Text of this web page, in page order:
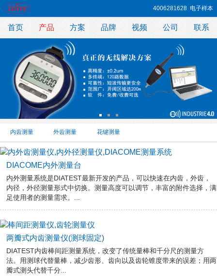
4006281628 电子样本
首页 产品 方案 品牌 视频 公司 联系
内齿测量 外齿测量 花键测量
DIACOME内外测量台
内外测量系统是DIATEST最新开发的产品，可以快速在内齿，外齿，
内径，外径测量形式中切换。测量高度可以调节，丰富的附件选择，满
足使用者的测量需求。...
两瓣式内齿测量仪(测球固定)
DIATEST内齿棒间距测量系统，改变了传统量棒和千分尺的测量方
法。用测球代替量棒，减少齿形、齿向以及齿轮锥度带来的误差；用两
瓣式测头代替千分...